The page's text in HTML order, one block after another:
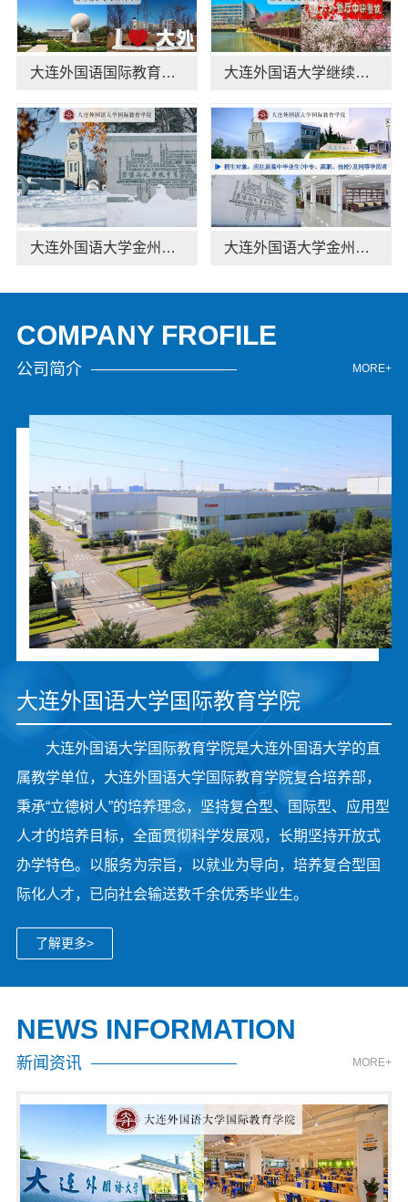
大连外国语国际教育学院动态更新学校地址 大连外国语大学继续教育学院资讯推荐地址
大连外国语大学金州校区日语专业线上报名 大连外国语大学金州校区今日讯息专业介绍
COMPANY FROFILE
公司简介 MORE+
大连外国语大学国际教育学院
大连外国语大学国际教育学院是大连外国语大学的直
属教学单位，大连外国语大学国际教育学院复合培养部，
秉承“立德树人”的培养理念，坚持复合型、国际型、应用型
人才的培养目标，全面贯彻科学发展观，长期坚持开放式
办学特色。以服务为宗旨，以就业为导向，培养复合型国
际化人才，已向社会输送数千余优秀毕业生。
了解更多>
NEWS INFORMATION
新闻资讯 MORE+